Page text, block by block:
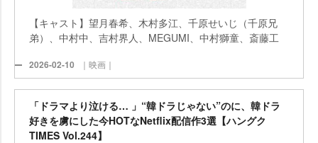
【キャスト】望月春希、木村多江、千原せいじ（千原兄
弟）、中村中、吉村界人、MEGUMI、中村獅童、斎藤工
2026-02-10 ｜映画｜
「ドラマより泣ける… 」“韓ドラじゃない”のに、韓ドラ
好きを虜にした今HOTなNetflix配信作3選【ハングク
TIMES Vol.244】